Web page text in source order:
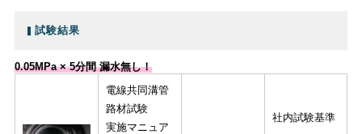
試験結果
0.05MPa × 5分間 漏水無し！
電線共同溝管
路材試験
実施マニュア
社内試験基準